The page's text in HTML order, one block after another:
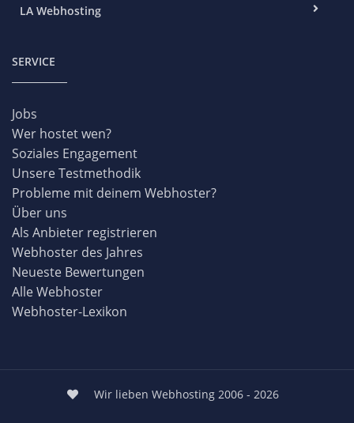
LA Webhosting
SERVICE
Jobs
Wer hostet wen?
Soziales Engagement
Unsere Testmethodik
Probleme mit deinem Webhoster?
Über uns
Als Anbieter registrieren
Webhoster des Jahres
Neueste Bewertungen
Alle Webhoster
Webhoster-Lexikon
Wir lieben Webhosting 2006 - 2026